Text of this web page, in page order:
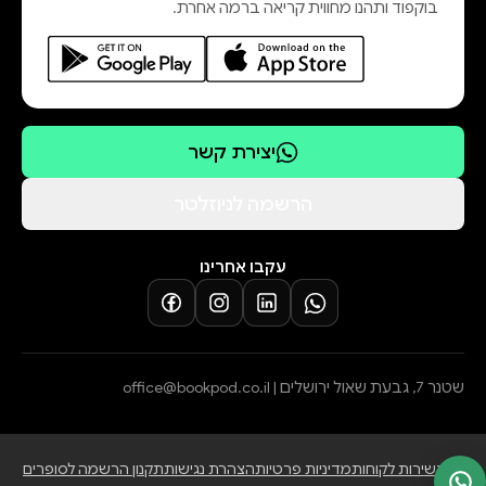
בוקפוד ותהנו מחווית קריאה ברמה אחרת.
יצירת קשר
עקבו אחרינו
שטנר 7, גבעת שאול ירושלים | office@bookpod.co.il
בלוגשירות לקוחותמדיניות פרטיותהצהרת נגישותתקנון הרשמה לסופרים